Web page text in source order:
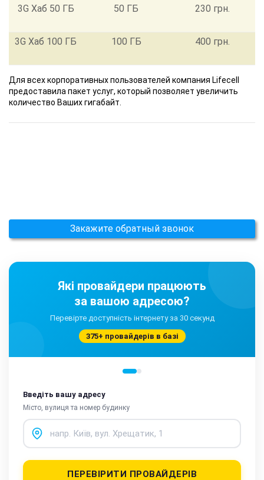
3G Хаб 50 ГБ 50 ГБ 230 грн.
3G Хаб 100 ГБ 100 ГБ 400 грн.
Для всех корпоративныхпользователей компания Lifecell
предоставила пакет услуг, который позволяет увеличить
количество Ваших гигабайт.
Закажите обратный звонок
Які провайдери працюють
за вашою адресою?
Перевірте доступність інтернету за 30 секунд
375+ провайдерів в базі
Введіть вашу адресу
Місто, вулиця та номер будинку
ПЕРЕВІРИТИ ПРОВАЙДЕРІВ